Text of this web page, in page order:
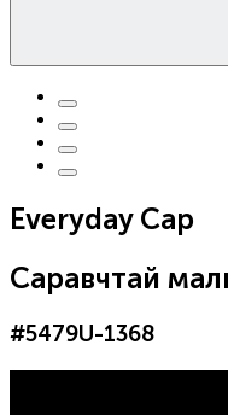
Everyday Cap
Саравчтай
#5479U-1368